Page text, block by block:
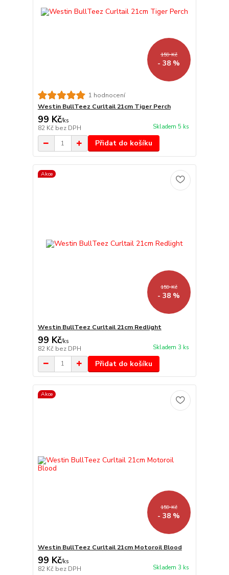
159 Kč
- 38 %
1 hodnocení
Westin BullTeez Curltail 21cm Tiger Perch
99 Kč/ks
82 Kč bez DPH Skladem 5 ks
Přidat do košíku
Akce
159 Kč
- 38 %
Westin BullTeez Curltail 21cm Redlight
99 Kč/ks
82 Kč bez DPH Skladem 3 ks
Přidat do košíku
Akce
159 Kč
- 38 %
Westin BullTeez Curltail 21cm Motoroil Blood
99 Kč/ks
82 Kč bez DPH Skladem 3 ks